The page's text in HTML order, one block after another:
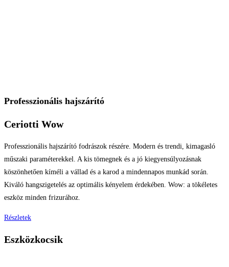
Professzionális hajszárító
Ceriotti Wow
Professzionális hajszárító fodrászok részére. Modern és trendi, kimagasló
műszaki paraméterekkel. A kis tömegnek és a jó kiegyensúlyozásnak
köszönhetően kíméli a vállad és a karod a mindennapos munkád során.
Kiváló hangszigetelés az optimális kényelem érdekében. Wow: a tökéletes
eszköz minden frizurához.
Részletek
Eszközkocsik